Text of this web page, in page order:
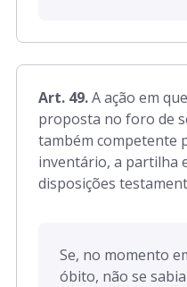
Art. 49.A ação em
proposta no foro de
também competente
inventário, a partilha
disposições
Se, no momento
óbito, não se